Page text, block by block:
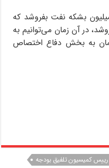
داد: ا‌گر دولت بتواند روزانه ۱.۵ میلیون بشکه نفت بفروشد که
د‌ر آن زمان می‌توانیم به
هزار میلیارد تومان به بخش دفاع اختصاص
رییس کمیسیون تلفیق بودجه